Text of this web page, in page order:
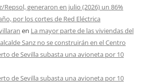
generaron en julio (2026) un 86%
por los cortes de Red Eléctrica
en La mayor parte de las viviendas del
Sanz no se construirán en el Centro
de Sevilla subasta una avioneta por 10
de Sevilla subasta una avioneta por 10